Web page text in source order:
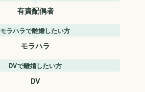
有責配偶者
モラハラで離婚したい方
モラハラ
DVで離婚したい方
DV